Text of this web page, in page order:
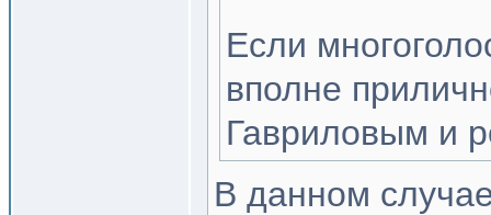
Если
вполне
Гавриловым и
В данном